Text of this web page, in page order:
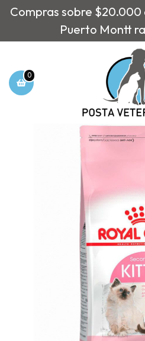
Compras sobre $20.000
Puerto Montt
0